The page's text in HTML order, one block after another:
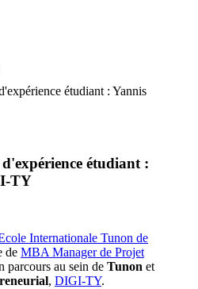
étudiant : Yannis
étudiant :
TY
Internationale Tunon de
de MBA Manager de Projet
parcours au sein de Tunon et
, DIGI-TY.